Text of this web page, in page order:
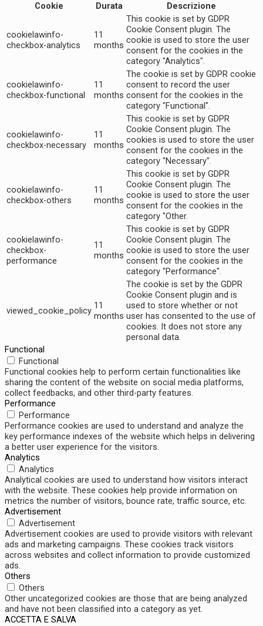
Cookie
Durata Descrizione
cookielawinfo-
checkbox-analytics
11
months
This cookie is set by GDPR
Cookie Consent plugin. The
cookie is used to store the user
consent for the cookies in the
category "Analytics".
cookielawinfo-
checkbox-functional
11
months
The cookie is set by GDPR cookie
consent to record the user
consent for the cookies in the
category "Functional".
cookielawinfo-
checkbox-necessary
11
months
This cookie is set by GDPR
Cookie Consent plugin. The
cookies is used to store the user
consent for the cookies in the
category "Necessary".
cookielawinfo-
checkbox-others
11
months
This cookie is set by GDPR
Cookie Consent plugin. The
cookie is used to store the user
consent for the cookies in the
category "Other.
cookielawinfo-
checkbox-
performance
11
months
This cookie is set by GDPR
Cookie Consent plugin. The
cookie is used to store the user
consent for the cookies in the
category "Performance".
viewed_cookie_policy 11
months
The cookie is set by the GDPR
Cookie Consent plugin and is
used to store whether or not
user has consented to the use of
cookies. It does not store any
personal data.
Functional
Functional
Functional cookies help to perform certain functionalities like
sharing the content of the website on social media platforms,
collect feedbacks, and other third-party features.
Performance
Performance
Performance cookies are used to understand and analyze the
key performance indexes of the website which helps in delivering
a better user experience for the visitors.
Analytics
Analytics
Analytical cookies are used to understand how visitors interact
with the website. These cookies help provide information on
metrics the number of visitors, bounce rate, traffic source, etc.
Advertisement
Advertisement
Advertisement cookies are used to provide visitors with relevant
ads and marketing campaigns. These cookies track visitors
across websites and collect information to provide customized
ads.
Others
Others
Other uncategorized cookies are those that are being analyzed
and have not been classified into a category as yet.
ACCETTA E SALVA